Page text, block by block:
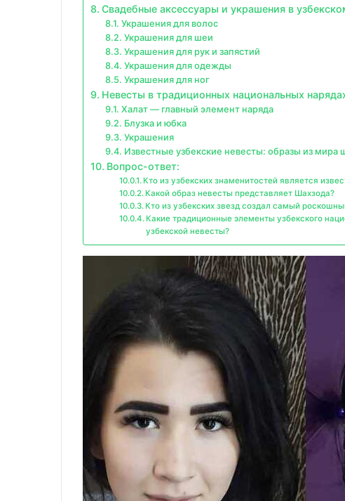
Свадебные аксессуары и украшения в
Украшения для волос
Украшения для шеи
Украшения для рук и запястий
Украшения для одежды
Украшения для ног
Невесты в традиционных национальных
Халат — главный элемент наряда
Блузка и юбка
Украшения
Известные узбекские невесты: образы из мира
Вопрос-ответ:
Кто из узбекских знаменитостей является
Какой образ невесты представляет Шахзода?
Кто из узбекских звезд создал самый
Какие традиционные элементы узбекского
узбекской невесты?